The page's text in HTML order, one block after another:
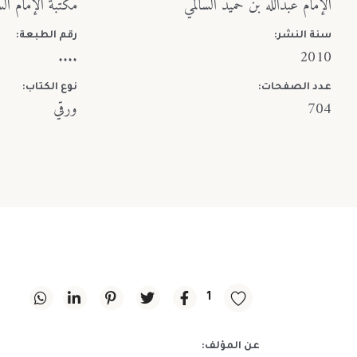
الإمام عبدالله بن حميد السالمي مكتبة الإمام
سنة النشر:
2010
رقم الطبعة:
....
عدد الصفحات:
704
نوع الكتاب:
ورقي
1
عن المؤلف: